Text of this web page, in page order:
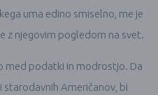
uma edino smiselno, me je
z njegovim pogledom na svet.
med podatki in modrostjo. Da
Američanov, bi